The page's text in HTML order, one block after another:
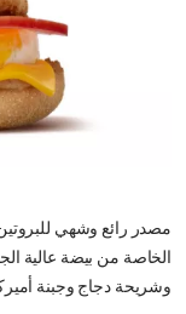
مصدر رائع وشهي
وشريحة دجاج وجبنة أميركية